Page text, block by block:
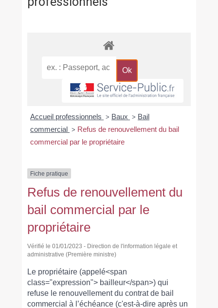
Accueil professionnels > Baux > Bail
commercial > Refus de renouvellement du bail
commercial par le propriétaire
Fiche pratique
Refus de renouvellement du
bail commercial par le
propriétaire
Vérifié le 01/01/2023 - Direction de l'information légale et
administrative (Première ministre)
Le propriétaire (appelé<span
class="expression"> bailleur</span>) qui
refuse le renouvellement du contrat de bail
commercial à l’échéance (c'est-à-dire après un